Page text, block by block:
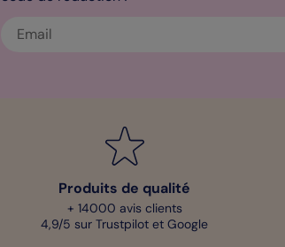
Produits de qualité
+ 14000 avis clients
4,9/5 sur Trustpilot et Google